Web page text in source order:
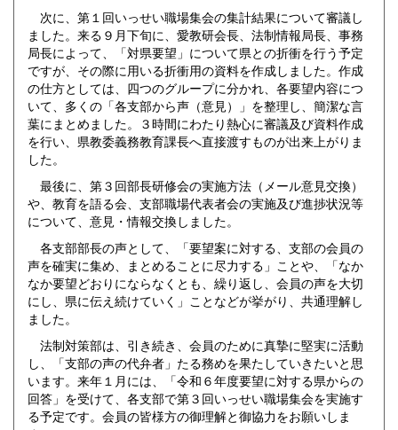
次に、第１回いっせい職場集会の集計結果について審議し
ました。来る９月下旬に、愛教研会長、法制情報局長、事務
局長によって、「対県要望」について県との折衝を行う予定
ですが、その際に用いる折衝用の資料を作成しました。作成
の仕方としては、四つのグループに分かれ、各要望内容につ
いて、多くの「各支部から声（意見）」を整理し、簡潔な言
葉にまとめました。３時間にわたり熱心に審議及び資料作成
を行い、県教委義務教育課長へ直接渡すものが出来上がりま
した。
最後に、第３回部長研修会の実施方法（メール意見交換）
や、教育を語る会、支部職場代表者会の実施及び進捗状況等
について、意見・情報交換しました。
各支部部長の声として、「要望案に対する、支部の会員の
声を確実に集め、まとめることに尽力する」ことや、「なか
なか要望どおりにならなくとも、繰り返し、会員の声を大切
にし、県に伝え続けていく」ことなどが挙がり、共通理解し
ました。
法制対策部は、引き続き、会員のために真摯に堅実に活動
し、「支部の声の代弁者」たる務めを果たしていきたいと思
います。来年１月には、「令和６年度要望に対する県からの
回答」を受けて、各支部で第３回いっせい職場集会を実施す
る予定です。会員の皆様方の御理解と御協力をお願いしま